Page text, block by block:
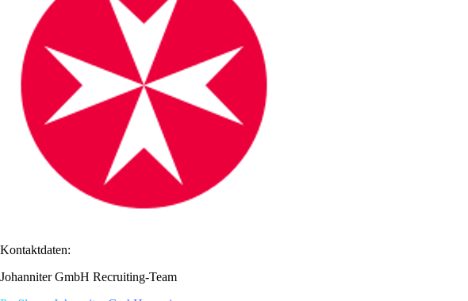
Kontaktdaten:
Johanniter GmbH Recruiting-Team